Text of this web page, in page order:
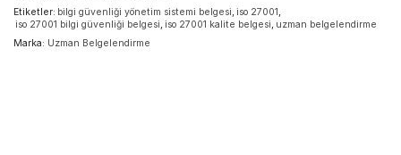
Etiketler: bilgi güvenliği yönetim sistemi belgesi, iso 27001,
iso 27001 bilgi güvenliği belgesi, iso 27001 kalite belgesi, uzman belgelendirme
Marka: Uzman Belgelendirme